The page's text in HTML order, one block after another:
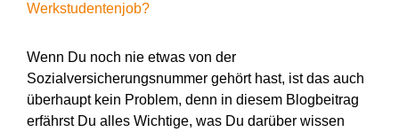
Werkstudentenjob?
Wenn Du noch nie etwas von der
Sozialversicherungsnummer gehört hast, ist das auch
überhaupt kein Problem, denn in diesem Blogbeitrag
erfährst Du alles Wichtige, was Du darüber wissen